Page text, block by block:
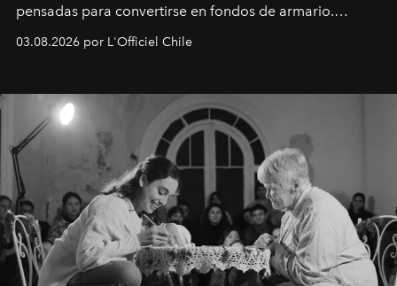
pensadas para convertirse en fondos de armario.
Disponible en Chile desde el 6 de agosto.
03.08.2026 por L'Officiel Chile